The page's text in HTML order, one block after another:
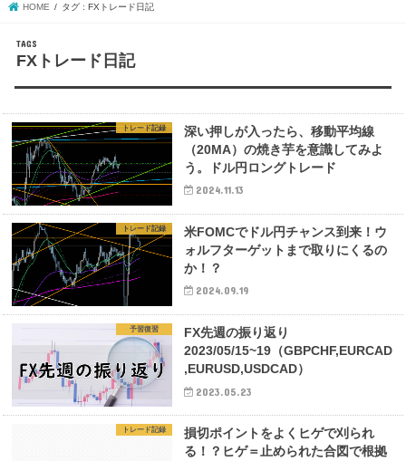
HOME タグ : FXトレード日記
FXトレード日記
トレード記録
深い押しが入ったら、移動平均線
（20MA）の焼き芋を意識してみよ
う。ドル円ロングトレード
2024.11.13
トレード記録
米FOMCでドル円チャンス到来！ウ
ォルフターゲットまで取りにくるの
か！？
2024.09.19
予習復習
FX先週の振り返り
2023/05/15~19（GBPCHF,EURCAD
,EURUSD,USDCAD）
2023.05.23
トレード記録
損切ポイントをよくヒゲで刈られ
る！？ヒゲ＝止められた合図で根拠